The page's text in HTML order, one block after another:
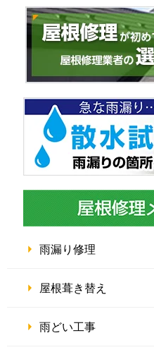
雨漏り修理
屋根葺き替え
雨どい工事